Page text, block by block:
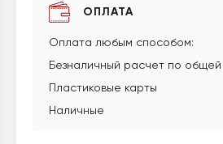
ОПЛАТА
Оплата любым способом:
Безналичный расчет по
Пластиковые карты
Наличные